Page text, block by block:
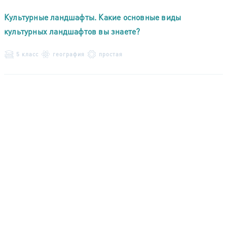
Культурные ландшафты. Какие основные виды
культурных ландшафтов вы знаете?
5 класс география простая